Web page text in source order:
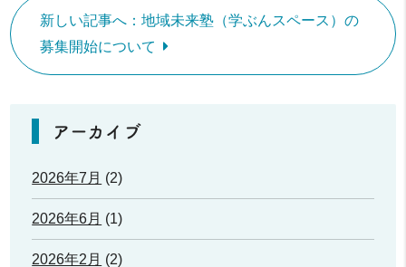
新しい記事へ：地域未来塾（学ぶんスペース）の
募集開始について
アーカイブ
2026年7月 (2)
2026年6月 (1)
2026年2月 (2)